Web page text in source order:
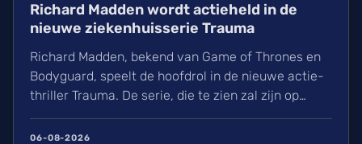
Richard Madden wordt actieheld in de
nieuwe ziekenhuisserie Trauma
Richard Madden, bekend van Game of Thrones en
Bodyguard, speelt de hoofdrol in de nieuwe actie-
thriller Trauma. De serie, die te zien zal zijn op
tegen terroristen in een Londens ziekenhuis.
06-08-2026